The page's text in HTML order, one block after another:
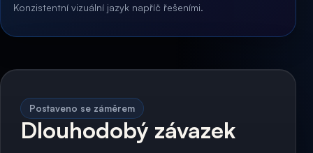
Konzistentní vizuální jazyk napříč řešeními.
Postaveno se záměrem
Dlouhodobý závazek